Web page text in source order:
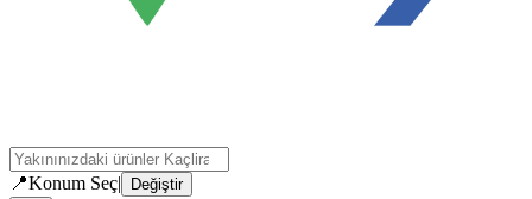
📍Konum Seç|
Değiştir